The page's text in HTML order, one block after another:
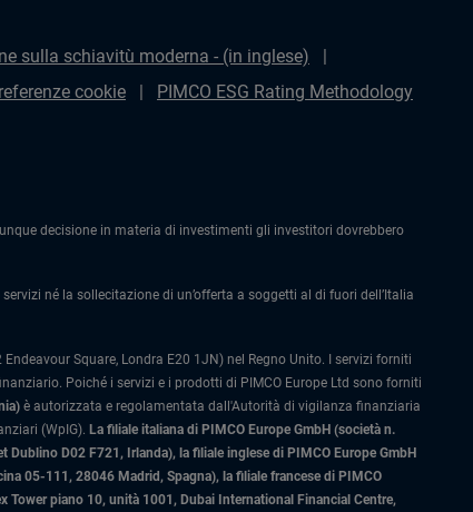
sulla schiavitù moderna - (in inglese)
cookie PIMCO ESG Rating Methodology
decisione in materia di investimenti gli investitori dovrebbero
né la sollecitazione di un’offerta a soggetti al di fuori dell’Italia
Square, Londra E20 1JN) nel Regno Unito. I servizi forniti
Poiché i servizi e i prodotti di PIMCO Europe Ltd sono forniti
è autorizzata e regolamentata dall'Autorità di vigilanza finanziaria
(WpIG). La filiale italiana di PIMCO Europe GmbH (società n.
D02 F721, Irlanda), la filiale inglese di PIMCO Europe GmbH
05-111, 28046 Madrid, Spagna), la filiale francese di PIMCO
Tower piano 10, unità 1001, Dubai International Financial Centre,